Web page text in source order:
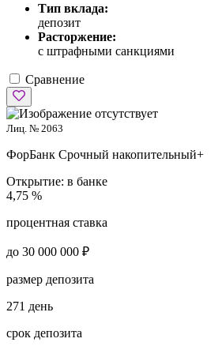
Тип вклада:
депозит
Расторжение:
с штрафными санкциями
Сравнение
Лиц. № 2063
ФорБанк Срочный накопительный+
Открытие: в банке
4,75 %
процентная ставка
до 30 000 000 ₽
размер депозита
271 день
срок депозита